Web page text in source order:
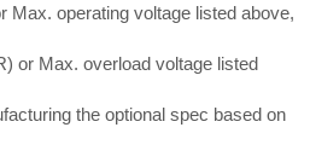
Max. operating voltage listed above,
or Max. overload voltage listed
the optional spec based on